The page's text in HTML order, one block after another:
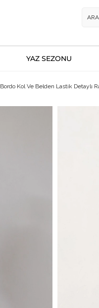
YAZ SEZONU
Bordo Kol Ve Belden Lastik Detaylı